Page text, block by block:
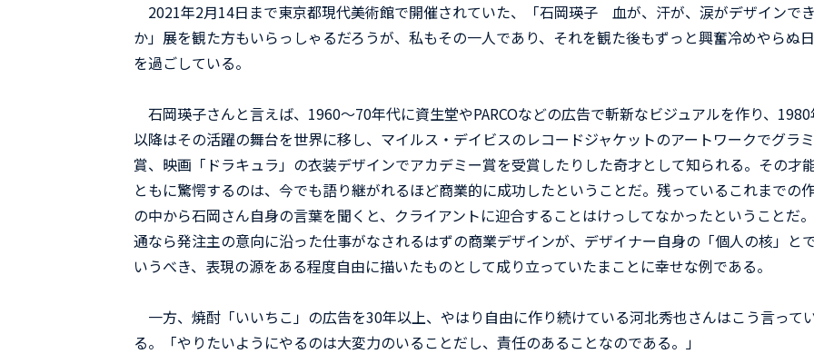
2021年2月14日まで東京都現代美術館で開催されていた、「石岡瑛子 血が、汗が、涙がデザインで
か」展を観た方もいらっしゃるだろうが、私もその一人であり、それを観た後もずっと興奮冷めやらぬ
を過ごしている。
石岡瑛子さんと言えば、1960～70年代に資生堂やPARCOなどの広告で斬新なビジュアルを作り、
以降はその活躍の舞台を世界に移し、マイルス・デイビスのレコードジャケットのアートワークでグラ
賞、映画「ドラキュラ」の衣装デザインでアカデミー賞を受賞したりした奇才として知られる。その才
ともに驚愕するのは、今でも語り継がれるほど商業的に成功したということだ。残っているこれまでの
の中から石岡さん自身の言葉を聞くと、クライアントに迎合することはけっしてなかったということだ
通なら発注主の意向に沿った仕事がなされるはずの商業デザインが、デザイナー自身の「個人の核」と
いうべき、表現の源をある程度自由に描いたものとして成り立っていたまことに幸せな例である。
一方、焼酎「いいちこ」の広告を30年以上、やはり自由に作り続けている河北秀也さんはこう言って
る。「やりたいようにやるのは大変力のいることだし、責任のあることなのである。」